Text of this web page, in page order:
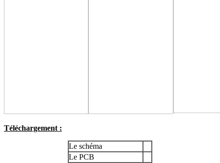
Téléchargement :
Le schéma
Le PCB